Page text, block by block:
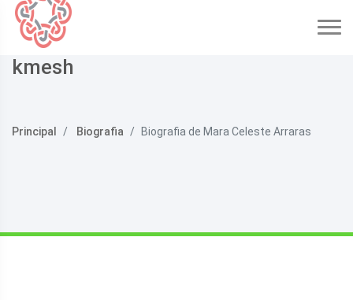
kmesh
Principal Biografia Biografia de Mara Celeste Arraras